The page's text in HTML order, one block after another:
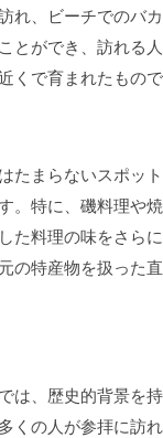
れ、ビーチでのバ
ができ、訪れる人
で育まれたもので
たまらないスポッ
。特に、磯料理や
た料理の味をさら
の特産物を扱った
は、歴史的背景を
くの人が参拝に訪